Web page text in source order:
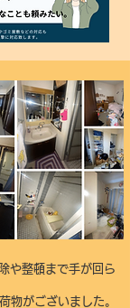
。 ご両親の突然の
活用。古い物件で
施設費用を捻出す
が付くよう一緒に
や整頓まで手が回ら
物がございました。